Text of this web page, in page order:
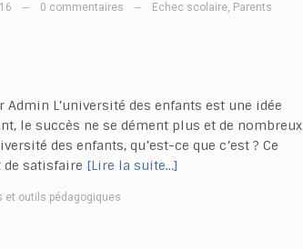
— 0 commentaires — Echec scolaire, Parents
L’université des enfants est une idée
le succès ne se dément plus et de nombreux
des enfants, qu’est-ce que c’est ? Ce
de satisfaire [Lire la suite…]
et outils pédagogiques